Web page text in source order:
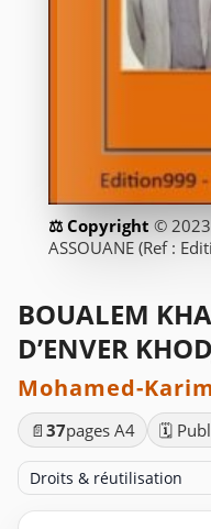
©
ASSOUANE (Ref :
BOUALEM
D’ENVER
Mohamed-Karim
📄 37pages A4 🗓️
Droits & réutilisation